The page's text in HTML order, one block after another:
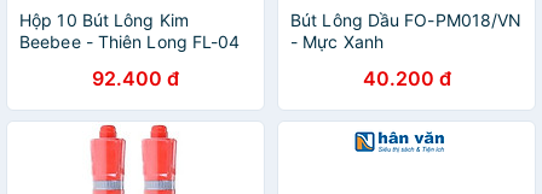
Hộp 10 Bút Lông Kim
Beebee - Thiên Long FL-04
92.400 đ
Bút Lông Dầu FO-PM018/VN
- Mực Xanh
40.200 đ